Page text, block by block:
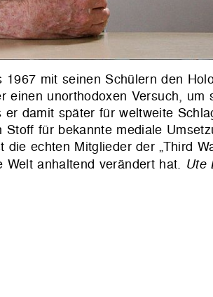
mit seinen Schülern den
unorthodoxen Versuch, um
damit später für weltweite
für bekannte mediale
echten Mitglieder der „Third
anhaltend verändert hat. Ute